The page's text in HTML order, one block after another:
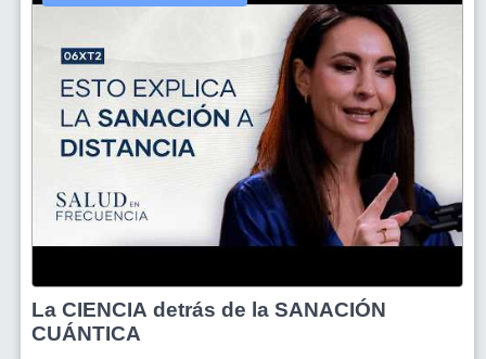
La CIENCIA detrás de la SANACIÓN
CUÁNTICA